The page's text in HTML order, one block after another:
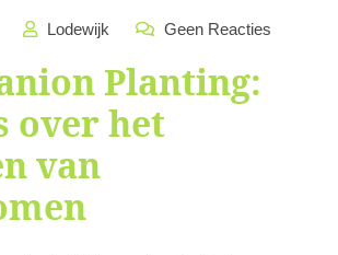
Lodewijk Geen Reacties
Planting:
over het
van